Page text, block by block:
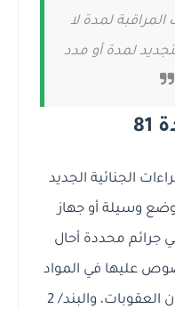
لمدة لا
لمدة أو مدد
الإجراءات الجنائية الجديد
وسيلة أو جهاز
جرائم محددة أحال
عليها في المواد
166 مكررًا و308 مكررًا من قانون العقوبات، والبند/ 2